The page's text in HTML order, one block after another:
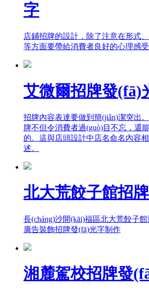
字
店鋪招牌的設計，除了注意在形式、用料
等方面要帶給消費者良好的心理感受
艾微爾招牌發(fā)
招牌內容表達要做到簡(jiǎn)潔突出
牌不但令消費者過(guò)目不忘，還
的。這與店頭設計中店名命名內容相
述。
北大荒餃子館招
長(cháng)沙開(kāi)福區北大荒餃子館
廣告裝飾招牌發(fā)光字制作
湘麓駕校招牌發